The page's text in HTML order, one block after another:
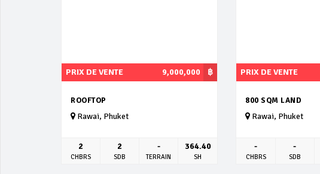
฿
PRIX DE VENTE 9,000,000
ROOFTOP
Rawai, Phuket
2
CHBRS
2
SDB
-
TERRAIN
364.40
SH
PRIX DE VENTE
800 SQM LAND
Rawai, Phuket
-
CHBRS
-
SDB